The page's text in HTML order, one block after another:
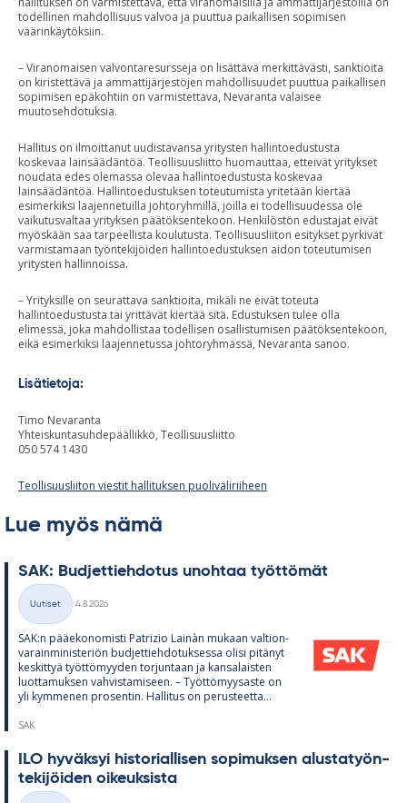
todellinen mahdollisuus valvoa ja puuttua paikallisen sopimisen
väärinkäytöksiin.
– Viranomaisen valvontaresursseja on lisättävä merkittävästi, sanktioita
on kiristettävä ja ammattijärjestöjen mahdollisuudet puuttua paikallisen
sopimisen epäkohtiin on varmistettava, Nevaranta valaisee
muutosehdotuksia.
Hallitus on ilmoittanut uudistavansa yritysten hallintoedustusta
koskevaa lainsäädäntöä. Teollisuusliitto huomauttaa, etteivät yritykset
noudata edes olemassa olevaa hallintoedustusta koskevaa
lainsäädäntöä. Hallintoedustuksen toteutumista yritetään kiertää
esimerkiksi laajennetuilla johtoryhmillä, joilla ei todellisuudessa ole
vaikutusvaltaa yrityksen päätöksentekoon. Henkilöstön edustajat eivät
myöskään saa tarpeellista koulutusta. Teollisuusliiton esitykset pyrkivät
varmistamaan työntekijöiden hallintoedustuksen aidon toteutumisen
yritysten hallinnoissa.
– Yrityksille on seurattava sanktioita, mikäli ne eivät toteuta
hallintoedustusta tai yrittävät kiertää sitä. Edustuksen tulee olla
elimessä, joka mahdollistaa todellisen osallistumisen päätöksentekoon,
eikä esimerkiksi laajennetussa johtoryhmässä, Nevaranta sanoo.
Lisätietoja:
Timo Nevaranta
Yhteiskuntasuhdepäällikkö, Teollisuusliitto
050 574 1430
Teollisuusliiton viestit hallituksen puoliväliriiheen
Lue myös nämä
SAK: Bud­jet­tieh­do­tus unoh­taa työt­tö­mät
Kategoriat
Uutiset
4.8.2026
SAK:n pää­e­ko­no­misti Pat­rizio Lainàn mu­kaan val­tion­
va­rain­mi­nis­te­riön bud­jet­tieh­do­tuk­sessa olisi pi­tä­nyt
kes­kit­tyä työt­tö­myy­den tor­jun­taan ja kan­sa­lais­ten
luot­ta­muk­sen vah­vis­ta­mi­seen. – Työt­tö­myy­saste on
yli kym­me­nen pro­sen­tin. Hal­li­tus on pe­rus­teetta...
SAK
ILO hy­väk­syi his­to­rial­li­sen so­pi­muk­sen alus­ta­työn­
te­ki­jöi­den oi­keuk­sista